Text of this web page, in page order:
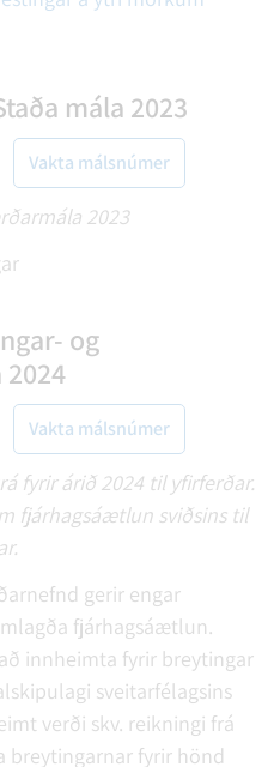
mála 2023
Vakta málsnúmer
2023
og
Vakta málsnúmer
fyrir árið 2024 til yfirferðar.
fjárhagsáætlun sviðsins til
gerir engar
fjárhagsáætlun.
innheimta fyrir breytingar
sveitarfélagsins
verði skv. reikningi frá
breytingarnar fyrir hönd